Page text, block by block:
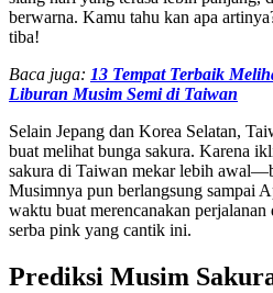
berwarna. Kamu tahu kan apa
tiba!
Baca juga: 13 Tempat Terbaik
Liburan Musim Semi di Taiwan
Selain Jepang dan Korea Selatan,
buat melihat bunga sakura. Karena
sakura di Taiwan mekar lebih
Musimnya pun berlangsung sampai
waktu buat merencanakan perjalanan
serba pink yang cantik ini.
Prediksi Musim